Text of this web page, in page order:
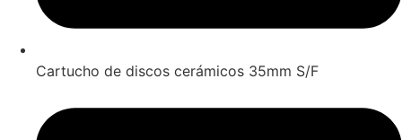
Cartucho de discos cerámicos 35mm S/F